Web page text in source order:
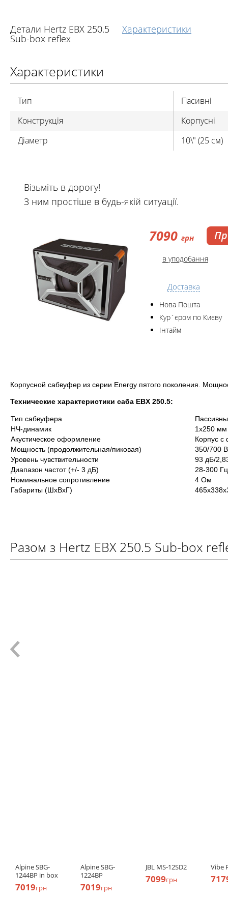
Детали Hertz EBX 250.5
Sub-box reflex
Характеристики
Характеристики
Тип
Пасивні
Конструкція
Корпусні
Діаметр
10\" (25 см)
Візьміть в дорогу!
З ним простіше в будь-якій ситуації.
7090 грн
в уподобання
Доставка
Нова Пошта
Кур`єром по Києву
Інтайм
Корпусной сабвуфер из серии Energy пятого поколения.
Технические характеристики саба EBX 250.5:
Тип сабвуфера
НЧ-динамик
1х250
Акустическое оформление
Корпус с
Мощность (продолжительная/пиковая)
350/700
Уровень чувствительности
93 дБ/
Диапазон частот (+/- 3 дБ)
28-300 Гц
Номинальное сопротивление
4 Ом
Габариты (ШхВхГ)
Разом з Hertz EBX 250.5 Sub-box
Alpine SBG-
1244BP in box
7019грн
Alpine SBG-
1224BP
7019грн
JBL MS-12SD2
7099грн
Vibe